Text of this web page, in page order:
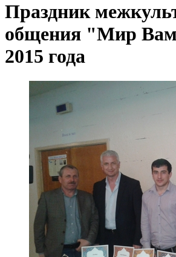
Праздник
общения "Мир
2015 года